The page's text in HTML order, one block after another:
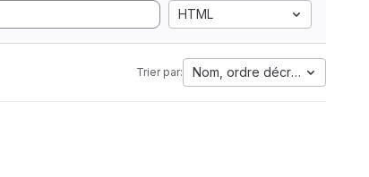
HTML
Trier par: Nom, ordre décroissant